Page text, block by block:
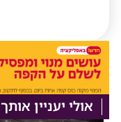
אולי יעניין אותך